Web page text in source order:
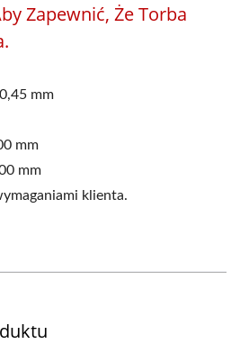
Zapewnić, Że Torba
mm
mm
mm
klienta.